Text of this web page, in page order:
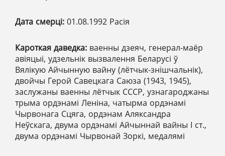
Дата смерці: 01.08.1992 Расія
Кароткая даведка: ваенны дзеяч, генерал-маёр
авіяцыі, удзельнік вызвалення Беларусі ў
Вялікую Айчынную вайну (лётчык-знішчальнік),
двойчы Герой Савецкага Саюза (1943, 1945),
заслужаны ваенны лётчык СССР, узнагароджаны
трыма ордэнамі Леніна, чатырма ордэнамі
Чырвонага Сцяга, ордэнам Аляксандра
Неўскага, двума ордэнамі Айчыннай вайны І ст.,
двума ордэнамі Чырвонай Зоркі, медалямі